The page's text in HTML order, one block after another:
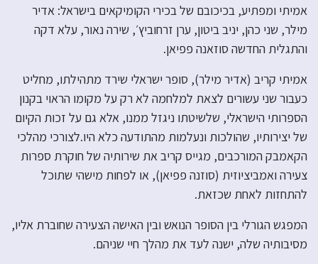
אמיתי ומפתיע, בכיכובם של בכירי הקומיקאים בישראל: אדיר
מילר, שני כהן, יניב ביטון, ערן זרחוביץ׳, שירה נאור, עלא דקה
והתגלית החדשה סוזאנה פפיאן.
אמיתי קריב (אדיר מילר), סופר ישראלי שירד מתהילתו, מחליט
כעבור שני עשורים לצאת למלחמה לא רק על מקומו הראוי בקנון
הספרותי הישראלי, שלשיטתו ניגזל ממנו, אלא גם על זכות הקיום
של יצירותיו, שהולכות ונעלמות מהתודעה כלא היו.לצורכי מהלכי
הקאמבק המורכבים, מגייס קריב את שירותיה של חוקרת ספרות
צעירה ואמביציוזית (סוזנה פפיאן), או לפחות מישהי שתוכל
להתחזות לאחת שכזאת.
המפגש הגורלי בין הסופר הנואש ובין האישה הצעירה שחוברת אליו,
מסיבותיה שלה, ישנה לעד את מהלך חיי שניהם.